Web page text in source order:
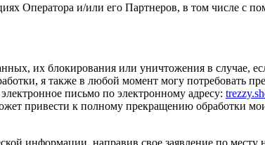
Оператора и/или его Партнеров, в том числе с
их блокирования или уничтожения в случае,
я также в любой момент могу потребовать
письмо по электронному адресу:
привести к полному прекращению обработки
информации, направив свое заявление по месту